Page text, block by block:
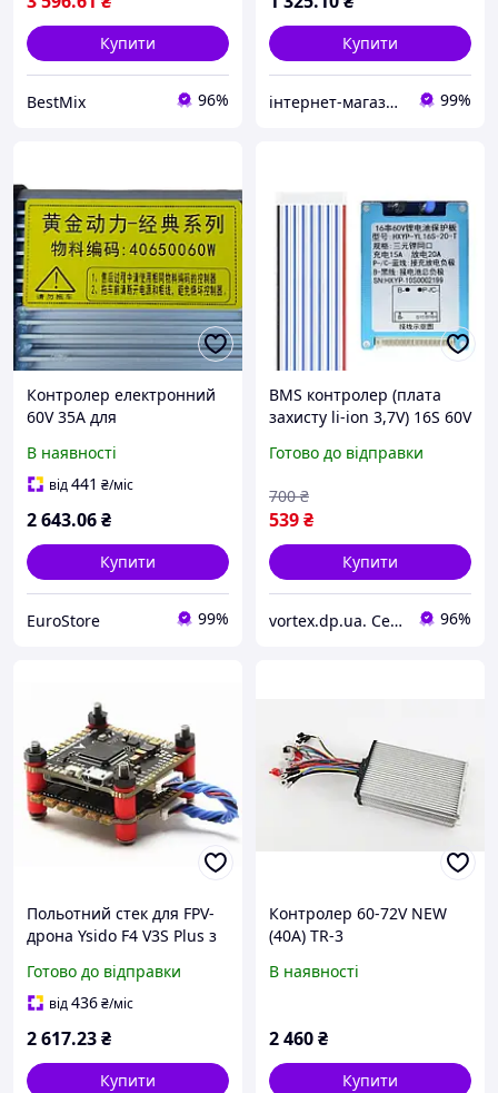
Купити
BestMix 96%
Купити
інтернет-магазин «Multitex» 99%
Контролер електронний
60V 35A для
DOZER JP60800
В наявності
від441 ₴/міс
2 643.06₴
Купити
EuroStore 99%
BMS контролер (плата
захисту li-ion 3,7V) 16S 60V
HXYP-YL16S-20T-3.7
Готово до відправки
539₴
700 ₴
Купити
vortex.dp.ua. Сервісний центр, ремонт ноутбуків, комп'ютерів, комплектуючих, склад запчастин 96%
Польотний стек для FPV-
дрона Ysido F4 V3S Plus з
регулятор швидкості)
Готово до відправки
від436₴/міс
2 617.23₴
Купити
Контролер 60-72V NEW
(40А) TR-3
В наявності
2 460₴
Купити